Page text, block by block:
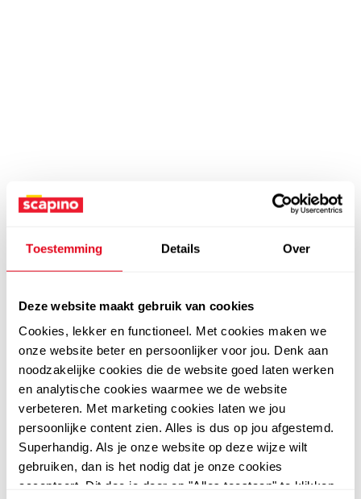
Toestemming Details Over
Deze website maakt gebruik van cookies
Cookies, lekker en functioneel. Met cookies maken we
onze website beter en persoonlijker voor jou. Denk aan
noodzakelijke cookies die de website goed laten werken
en analytische cookies waarmee we de website
verbeteren. Met marketing cookies laten we jou
persoonlijke content zien. Alles is dus op jou afgestemd.
Superhandig. Als je onze website op deze wijze wilt
gebruiken, dan is het nodig dat je onze cookies
accepteert. Dit doe je door op "Alles toestaan" te klikken.